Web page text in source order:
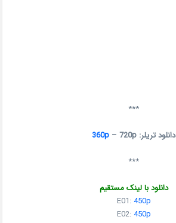
***
دانلود تریلر: 360p – 720p
***
دانلود با لینک مستقیم
E01:450p
E02:450p